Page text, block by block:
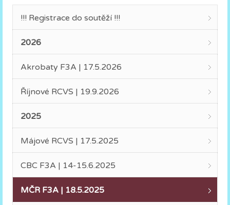
!!! Registrace do soutěží !!!
2026
Akrobaty F3A | 17.5.2026
Říjnové RCVS | 19.9.2026
2025
Májové RCVS | 17.5.2025
CBC F3A | 14-15.6.2025
MČR F3A | 18.5.2025